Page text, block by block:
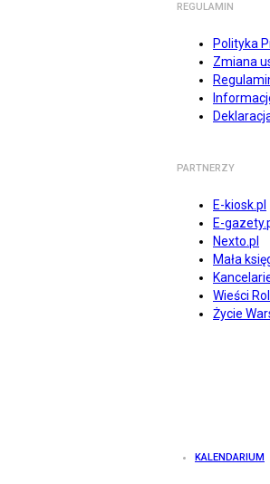
REGULAMIN
Polityka
Zmiana
PARTNERZY
E-kiosk.pl
E-
Nexto.pl
Mała
Wieści
Życie
KALENDARIUM